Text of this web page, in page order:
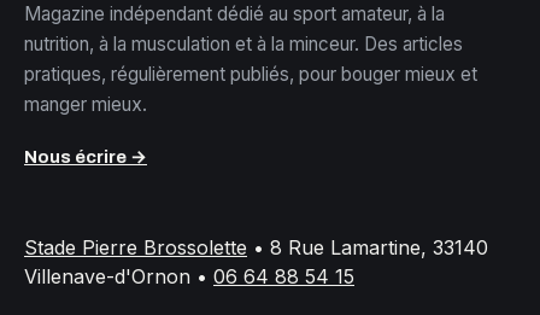
Magazine indépendant dédié au sport amateur, à la
nutrition, à la musculation et à la minceur. Des articles
pratiques, régulièrement publiés, pour bouger mieux et
manger mieux.
Nous écrire →
Stade Pierre Brossolette • 8 Rue Lamartine, 33140
Villenave-d'Ornon • 06 64 88 54 15